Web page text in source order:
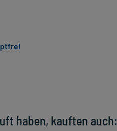
haben, kauften auch: